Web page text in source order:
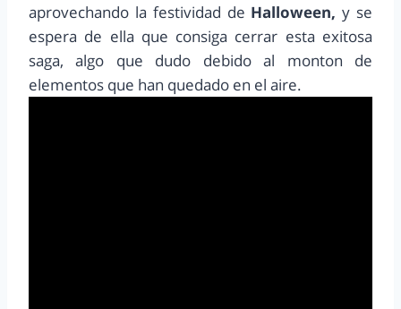
aprovechando la festividad de Halloween, y se
espera de ella que consiga cerrar esta exitosa
saga, algo que dudo debido al monton de
elementos que han quedado en el aire.